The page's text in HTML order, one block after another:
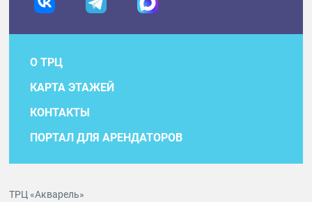
О ТРЦ
КАРТА ЭТАЖЕЙ
КОНТАКТЫ
ПОРТАЛ ДЛЯ АРЕНДАТОРОВ
ТРЦ «Акварель»